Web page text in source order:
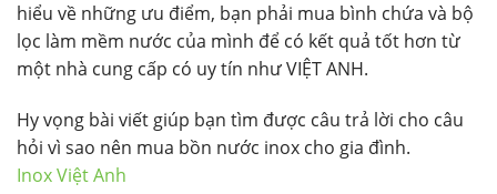
hiểu về những ưu điểm, bạn phải mua bình chứa và bộ
lọc làm mềm nước của mình để có kết quả tốt hơn từ
một nhà cung cấp có uy tín như VIỆT ANH.
Hy vọng bài viết giúp bạn tìm được câu trả lời cho câu
hỏi vì sao nên mua bồn nước inox cho gia đình.
Inox Việt Anh